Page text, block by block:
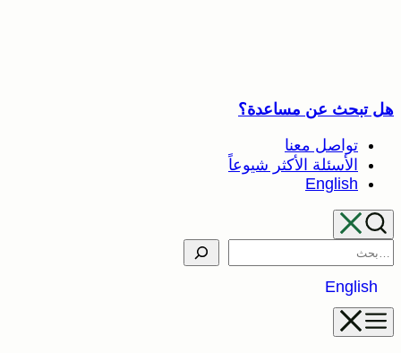
هل تبحث عن مساعدة؟
تواصل معنا
الأسئلة الأكثر شيوعاً
English
Search
English